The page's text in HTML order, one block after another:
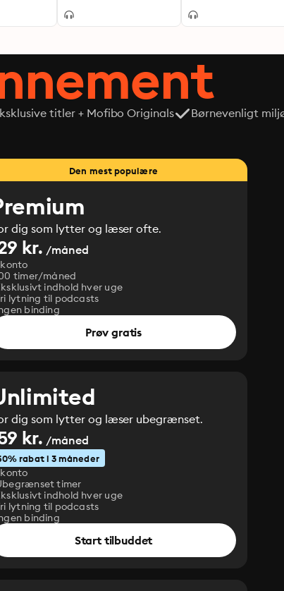
titler + Mofibo Originals
Børnevenligt
Den mest populære
dig som lytter og læser ofte.
kr. /måned
konto
timer/måned
indhold hver uge
lytning til podcasts
binding
Prøv gratis
dig som lytter og læser ubegrænset.
kr. /måned
rabat i 3 måneder
konto
timer
indhold hver uge
lytning til podcasts
binding
Start tilbuddet